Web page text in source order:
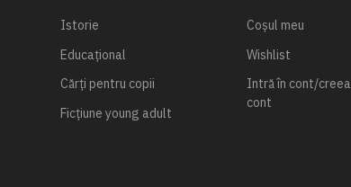
Istorie
Educațional
Cărți pentru copii
Ficțiune young adult
Coșul meu
Wishlist
Intră în cont/
cont